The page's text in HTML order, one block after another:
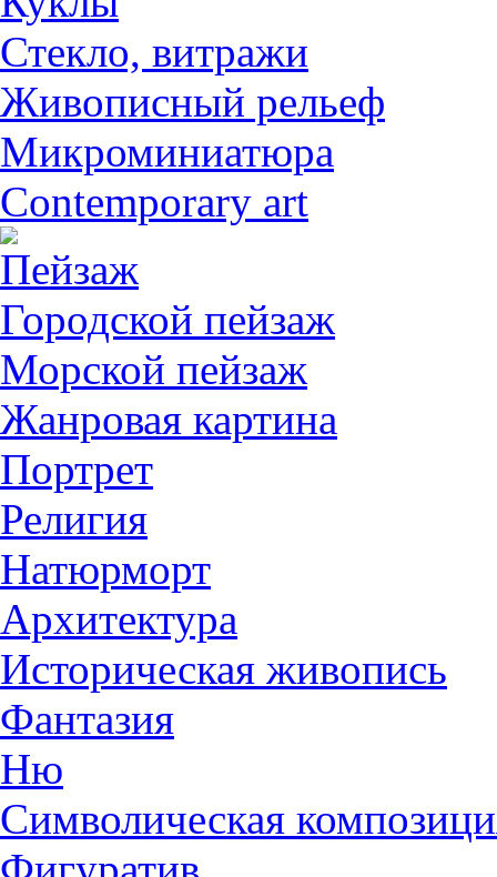
Стекло, витражи
Живописный рельеф
Микроминиатюра
Contemporary art
Пейзаж
Городской пейзаж
Морской пейзаж
Жанровая картина
Портрет
Религия
Натюрморт
Архитектура
Историческая живопись
Фантазия
Ню
Символическая